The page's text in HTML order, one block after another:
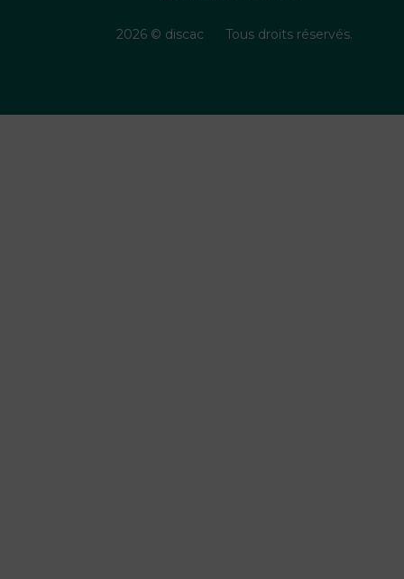
2026 © discac Tous droits réservés.